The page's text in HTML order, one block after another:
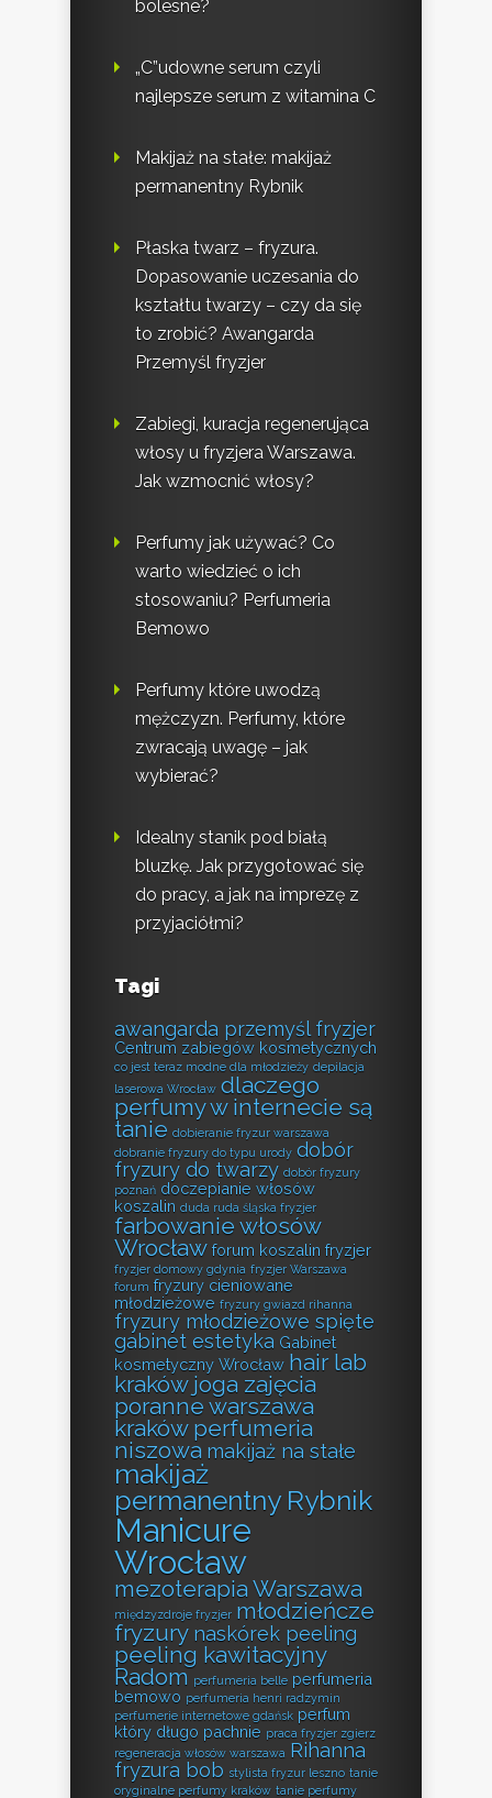
bolesne?
„C”udowne serum czyli
najlepsze serum z witamina C
Makijaż na stałe: makijaż
permanentny Rybnik
Płaska twarz – fryzura.
Dopasowanie uczesania do
kształtu twarzy – czy da się
to zrobić? Awangarda
Przemyśl fryzjer
Zabiegi, kuracja regenerująca
włosy u fryzjera Warszawa.
Jak wzmocnić włosy?
Perfumy jak używać? Co
warto wiedzieć o ich
stosowaniu? Perfumeria
Bemowo
Perfumy które uwodzą
mężczyzn. Perfumy, które
zwracają uwagę – jak
wybierać?
Idealny stanik pod białą
bluzkę. Jak przygotować się
do pracy, a jak na imprezę z
przyjaciółmi?
Tagi
awangarda przemyśl fryzjer
Centrum zabiegów kosmetycznych
co jest teraz modne dla młodzieży depilacja
laserowa Wrocław dlaczego
perfumy w internecie są
tanie dobieranie fryzur warszawa
dobranie fryzury do typu urody dobór
fryzury do twarzy dobór fryzury
poznań doczepianie włosów
koszalin duda ruda śląska fryzjer
farbowanie włosów
Wrocław forum koszalin fryzjer
fryzjer domowy gdynia fryzjer Warszawa
forum fryzury cieniowane
młodzieżowe fryzury gwiazd rihanna
fryzury młodzieżowe spięte
gabinet estetyka Gabinet
kosmetyczny Wrocław hair lab
kraków joga zajęcia
poranne warszawa
kraków perfumeria
niszowa makijaż na stałe
makijaż
permanentny Rybnik
Manicure
Wrocław
mezoterapia Warszawa
międzyzdroje fryzjer młodzieńcze
fryzury naskórek peeling
peeling kawitacyjny
Radom perfumeria belle perfumeria
bemowo perfumeria henri radzymin
perfumerie internetowe gdańsk perfum
który długo pachnie praca fryzjer zgierz
regeneracja włosów warszawa Rihanna
fryzura bob stylista fryzur leszno tanie
oryginalne perfumy kraków tanie perfumy